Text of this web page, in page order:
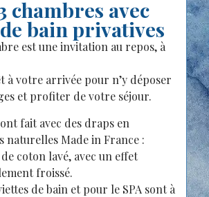
chambres avec
bain privatives
est une invitation au repos, à
à votre arrivée pour n’y déposer
et profiter de votre séjour.
fait avec des draps en
naturelles Made in France :
coton lavé, avec un effet
froissé.
de bain et pour le SPA sont à